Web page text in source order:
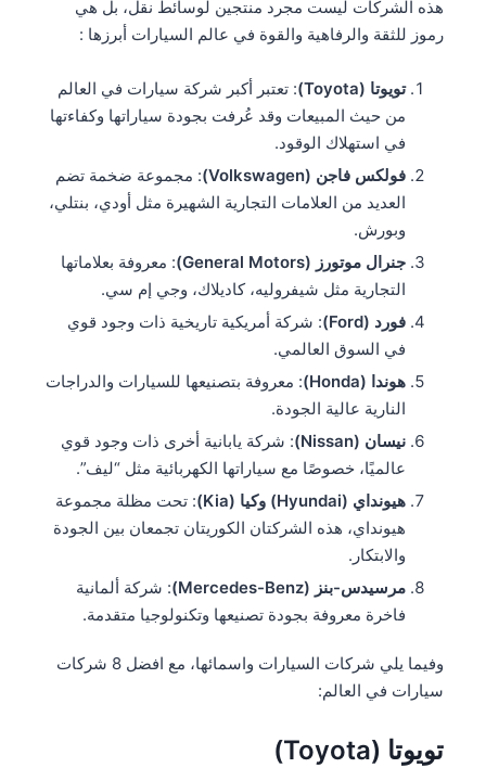
هذه الشركات ليست مجرد منتجين لوسائط نقل، بل هي
رموز للثقة والرفاهية والقوة في عالم السيارات أبرزها :
تويوتا (Toyota)
: تعتبر أكبر شركة سيارات في العالم
من حيث المبيعات وقد عُرفت بجودة سياراتها وكفاءتها
في استهلاك الوقود.
فولكس فاجن (Volkswagen)
: مجموعة ضخمة تضم
العديد من العلامات التجارية الشهيرة مثل أودي، بنتلي،
وبورش.
جنرال موتورز (General Motors)
: معروفة بعلاماتها
التجارية مثل شيفروليه، كاديلاك، وجي إم سي.
فورد (Ford)
: شركة أمريكية تاريخية ذات وجود قوي
في السوق العالمي.
هوندا (Honda)
: معروفة بتصنيعها للسيارات والدراجات
النارية عالية الجودة.
نيسان (Nissan)
: شركة يابانية أخرى ذات وجود قوي
عالميًا، خصوصًا مع سياراتها الكهربائية مثل “ليف”.
هيونداي (Hyundai) وكيا (Kia)
: تحت مظلة مجموعة
هيونداي، هذه الشركتان الكوريتان تجمعان بين الجودة
والابتكار.
مرسيدس-بنز (Mercedes-Benz)
: شركة ألمانية
فاخرة معروفة بجودة تصنيعها وتكنولوجيا متقدمة.
وفيما يلي شركات السيارات واسمائها، مع افضل 8 شركات
سيارات في العالم:
تويوتا (Toyota)